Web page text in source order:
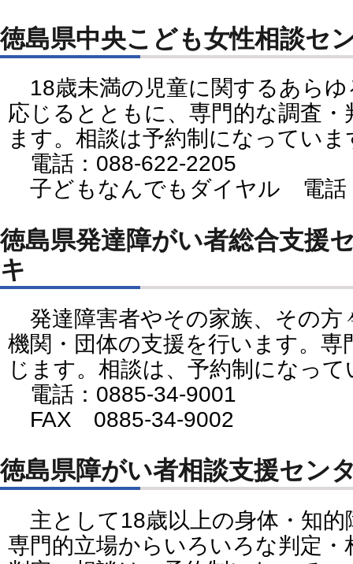
徳島県中央こども女性相談セ
18歳未満の児童に関するあら
応じるとともに、専門的な調査
ます。相談は予約制になっていま
電話：088-622-2205
子どもなんでもダイヤル 電話
徳島県発達障がい者総合支
キ
発達障害者やその家族、その方
機関・団体の支援を行います。
じます。相談は、予約制になって
電話：0885-34-9001
FAX 0885-34-9002
徳島県障がい者相談支援セン
主として18歳以上の身体・知的
専門的立場からいろいろな判定